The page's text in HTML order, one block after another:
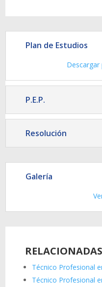
Plan de Estudios
Descargar
P.E.P.
Resolución
Galería
RELACIONADAS
Técnico Profesional
Técnico Profesional